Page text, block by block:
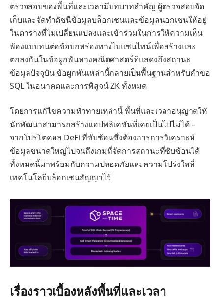
ตรวจสอบของพื้นที่และเวลามีบทบาทสำคัญ ผู้ตรวจสอบจัด
เก็บและจัดทำดัชนีข้อมูลบล็อกเชนและข้อมูลนอกเชนให้อยู่
ในตารางที่ไม่เปลี่ยนแปลงและเข้าร่วมในการให้ความเห็น
พ้องแบบทนต่อข้อบกพร่องทางไบแซนไทน์เพื่อสร้างและ
ตกลงกันในข้อผูกพันทางคณิตศาสตร์ที่แสดงถึงสถานะ
ข้อมูลปัจจุบัน ข้อผูกพันเหล่านี้กลายเป็นพื้นฐานสำหรับคำขอ
SQL ในอนาคตและการพิสูจน์ ZK ทั้งหมด
โดยการแก้ไขความท้าทายเหล่านี้ พื้นที่และเวลาอนุญาตให้
นักพัฒนาสามารถสร้างแอปพลิเคชันที่เคยเป็นไปไม่ได้ –
จากโปรโตคอล DeFi ที่ซับซ้อนซึ่งต้องการการวิเคราะห์
ข้อมูลขนาดใหญ่ไปจนถึงเกมที่จัดการสถานะที่ซับซ้อนได้
ทั้งหมดนี้มาพร้อมกับความปลอดภัยและความโปร่งใสที่
เทคโนโลยีบล็อกเชนสัญญาไว้
เรื่องราวเบื้องหลังพื้นที่และเวลา